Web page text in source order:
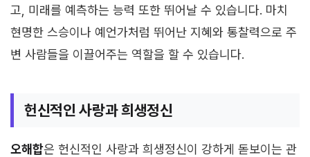
고, 미래를 예측하는 능력 또한 뛰어날 수 있습니다. 마치
현명한 스승이나 예언가처럼 뛰어난 지혜와 통찰력으로 주
변 사람들을 이끌어주는 역할을 할 수 있습니다.
헌신적인 사랑과 희생정신
오해합은 헌신적인 사랑과 희생정신이 강하게 돋보이는 관